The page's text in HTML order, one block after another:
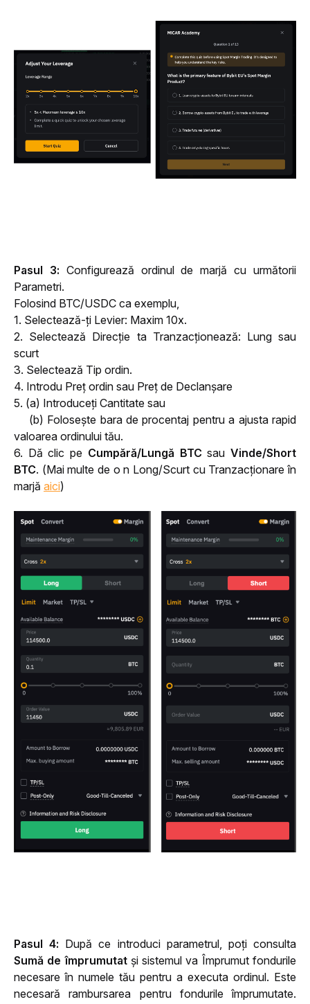
Pasul 3: Configurează ordinul de marjă cu următorii
Parametri.
Folosind BTC/USDC ca exemplu,
1. Selectează-ți Levier: Maxim 10x.
2. Selectează Direcție ta Tranzacționează: Lung sau
scurt
3. Selectează Tip ordin.
4. Introdu Preț ordin sau Preț de Declanșare
5. (a) Introduceți Cantitate sau
valoarea ordinului tău.
6. Dă clic pe Cumpără/Lungă BTC sau Vinde/Short
BTC. (Mai multe de o n Long/Scurt cu Tranzacționare în
marjă aici)
Pasul 4: După ce introduci parametrul, poți consulta
Sumă de împrumutat și sistemul va Împrumut fondurile
necesare în numele tău pentru a executa ordinul. Este
necesară rambursarea pentru fondurile împrumutate.